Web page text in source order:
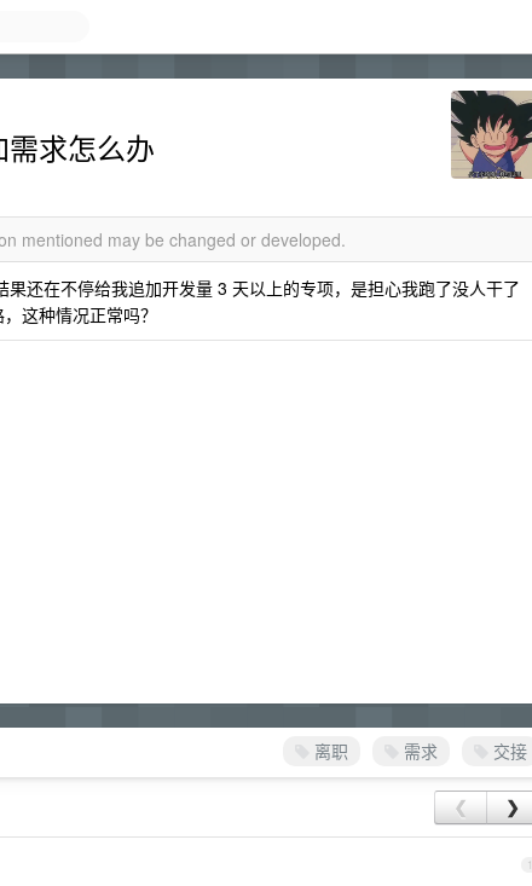
求怎么办
mentioned may be changed or developed.
还在不停给我追加开发量 3 天以上的专项，是担心我跑了没人干了
这种情况正常吗？
离职 需求 交接
❮ ❯
1